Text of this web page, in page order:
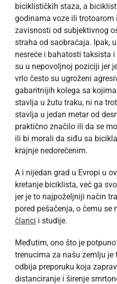
biciklističkih staza, a
godinama voze ili trotoarom
zavisnosti od subjektivnog
straha od saobraćaja. Ipak,
nesreće i bahatosti taksista
su u nepovoljnoj poziciji jer
vrlo često su ugroženi
gabaritnijih kolega sa
stavlja u žutu traku, ni na
stavlja u jedan metar od
praktično značilo ili da se
ili bi morali da siđu sa
krajnje nedorečenim.
A i nijedan grad u Evropi u
kretanje biciklista, već ga
jer je to najpoželjniji način
pored pešačenja, o čemu
članci i studije.
Međutim, ono što je
trenucima za našu zemlju je
odbija preporuku koja
distanciranje i širenje